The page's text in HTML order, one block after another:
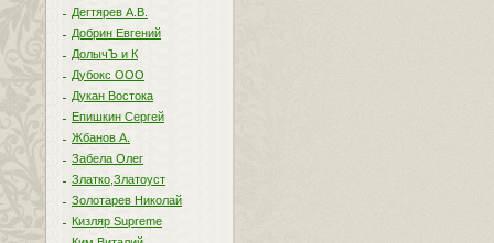
Дегтярев А.В.
Добрин Евгений
ДолычЪ и К
Дубокс ООО
Дукан Востока
Епишкин Сергей
Жбанов А.
Забела Олег
Златко,Златоуст
Золотарев Николай
Кизляр Supreme